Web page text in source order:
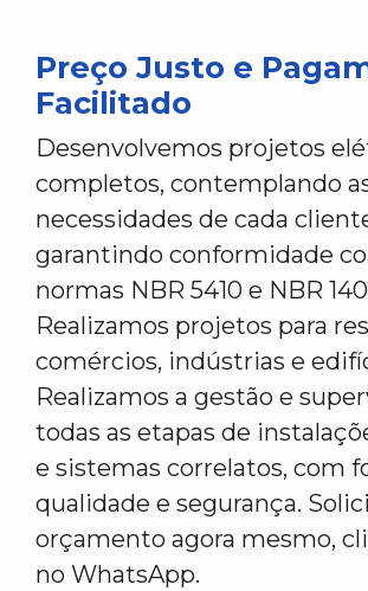
Preço Justo e
Facilitado
Desenvolvemos projetos
completos, contemplando
necessidades de cada
garantindo conformidade
normas NBR 5410 e NBR
Realizamos projetos para
comércios, indústrias e
Realizamos a gestão e
todas as etapas de
e sistemas correlatos, com
qualidade e segurança.
orçamento agora mesmo,
no WhatsApp.